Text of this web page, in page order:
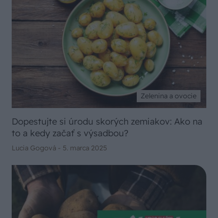
Zelenina a ovocie
Dopestujte si úrodu skorých zemiakov: Ako na
to a kedy začať s výsadbou?
Lucia Gogová - 5. marca 2025